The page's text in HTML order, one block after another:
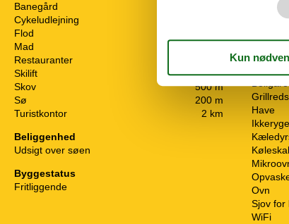
Banegård
Cykeludlejning
Flod
Mad
Restauranter
Skilift
8 km
Skov
500 m
Sø
200 m
Turistkontor
2 km
Beliggenhed
Udsigt over søen
Byggestatus
Fritliggende
Have
Ovn
Sjov for
WiFi